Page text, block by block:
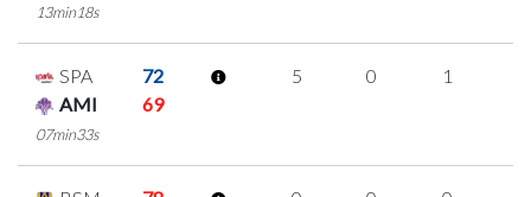
13min18s
SPA
72
AMI
69
07min33s
5 0 1